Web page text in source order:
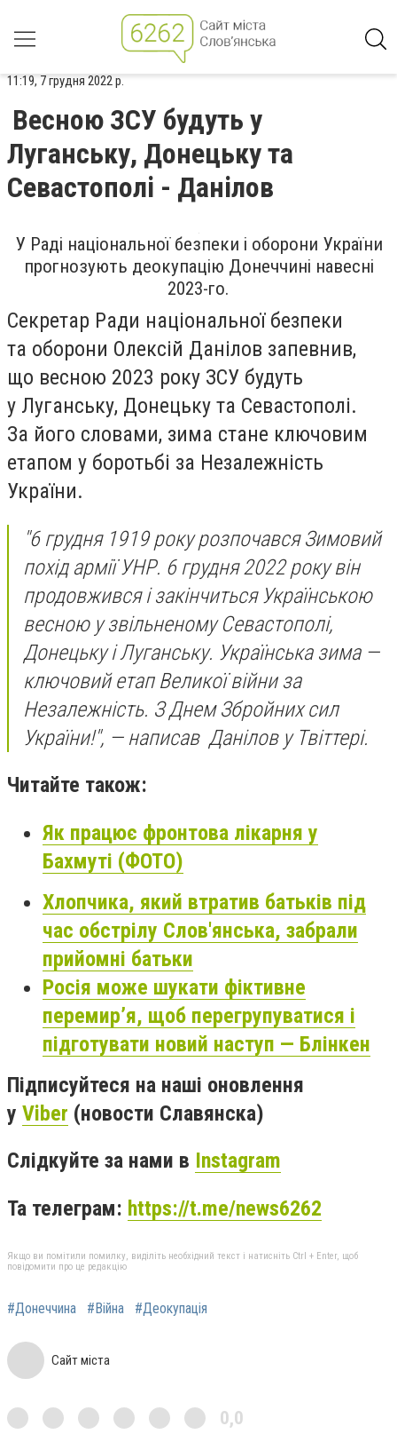
11:19, 7 грудня 2022 р.
Весною ЗСУ будуть у
Луганську, Донецьку та
Севастополі - Данілов
У Раді національної безпеки і оборони України
прогнозують деокупацію Донеччині навесні
2023-го.
Секретар Ради національної безпеки
та оборони Олексій Данілов запевнив,
що весною 2023 року ЗСУ будуть
у Луганську, Донецьку та Севастополі.
За його словами, зима стане ключовим
етапом у боротьбі за Незалежність
України.
"6 грудня 1919 року розпочався Зимовий
похід армії УНР. 6 грудня 2022 року він
продовжився і закінчиться Українською
весною у звільненому Севастополі,
Донецьку і Луганську. Українська зима —
ключовий етап Великої війни за
Незалежність. З Днем Збройних сил
України!", — написав Данілов у Твіттері.
Читайте також:
Як працює фронтова лікарня у
Бахмуті (ФОТО)
Хлопчика, який втратив батьків під
час обстрілу Слов'янська, забрали
прийомні батьки
Росія може шукати фіктивне
перемир’я, щоб перегрупуватися і
підготувати новий наступ — Блінкен
Підписуйтеся на наші оновлення
у Viber (новости Славянска)
Слідкуйте за нами в Instagram
Та телеграм: https://t.me/news6262
Якщо ви помітили помилку, виділіть необхідний текст і натисніть Ctrl + Enter, щоб
повідомити про це редакцію
#Донеччина #Війна #Деокупація
Сайт міста
0,0